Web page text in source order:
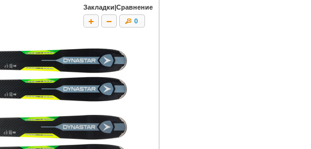
Закладки|Сравнение
0